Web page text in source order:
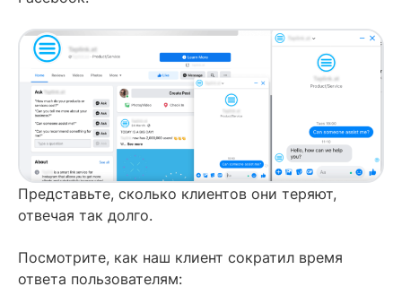
Представьте, сколько клиентов они теряют,
отвечая так долго.
Посмотрите, как наш клиент сократил время
ответа пользователям: